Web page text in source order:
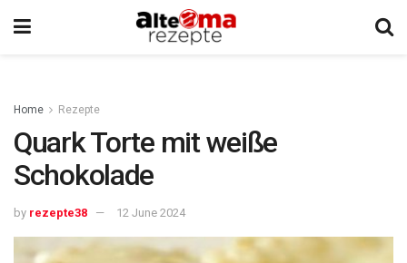
Home Rezepte
Quark Torte mit weiße
Schokolade
by rezepte38 12 June 2024